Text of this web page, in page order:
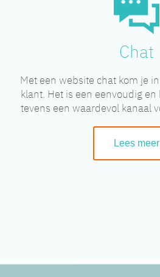
Chat
Met een website chat kom je
klant. Het is een eenvoudig
tevens een waardevol kanaal
Lees meer